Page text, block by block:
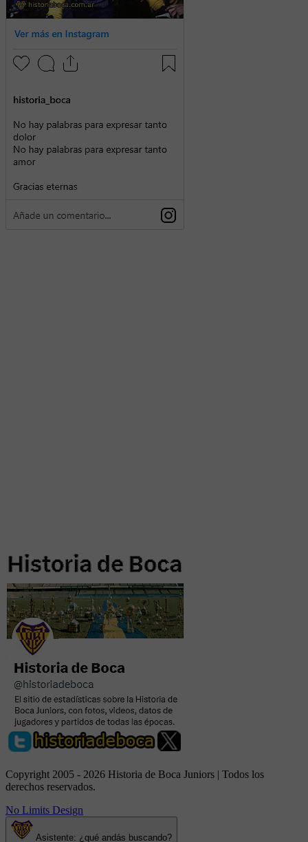
Copyright 2005 - 2026 Historia de Boca Juniors | Todos los
derechos reservados.
No Limits Design
Asistente: ¿qué andás buscando?